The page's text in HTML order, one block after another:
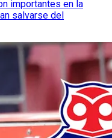
importantes en la
salvarse del